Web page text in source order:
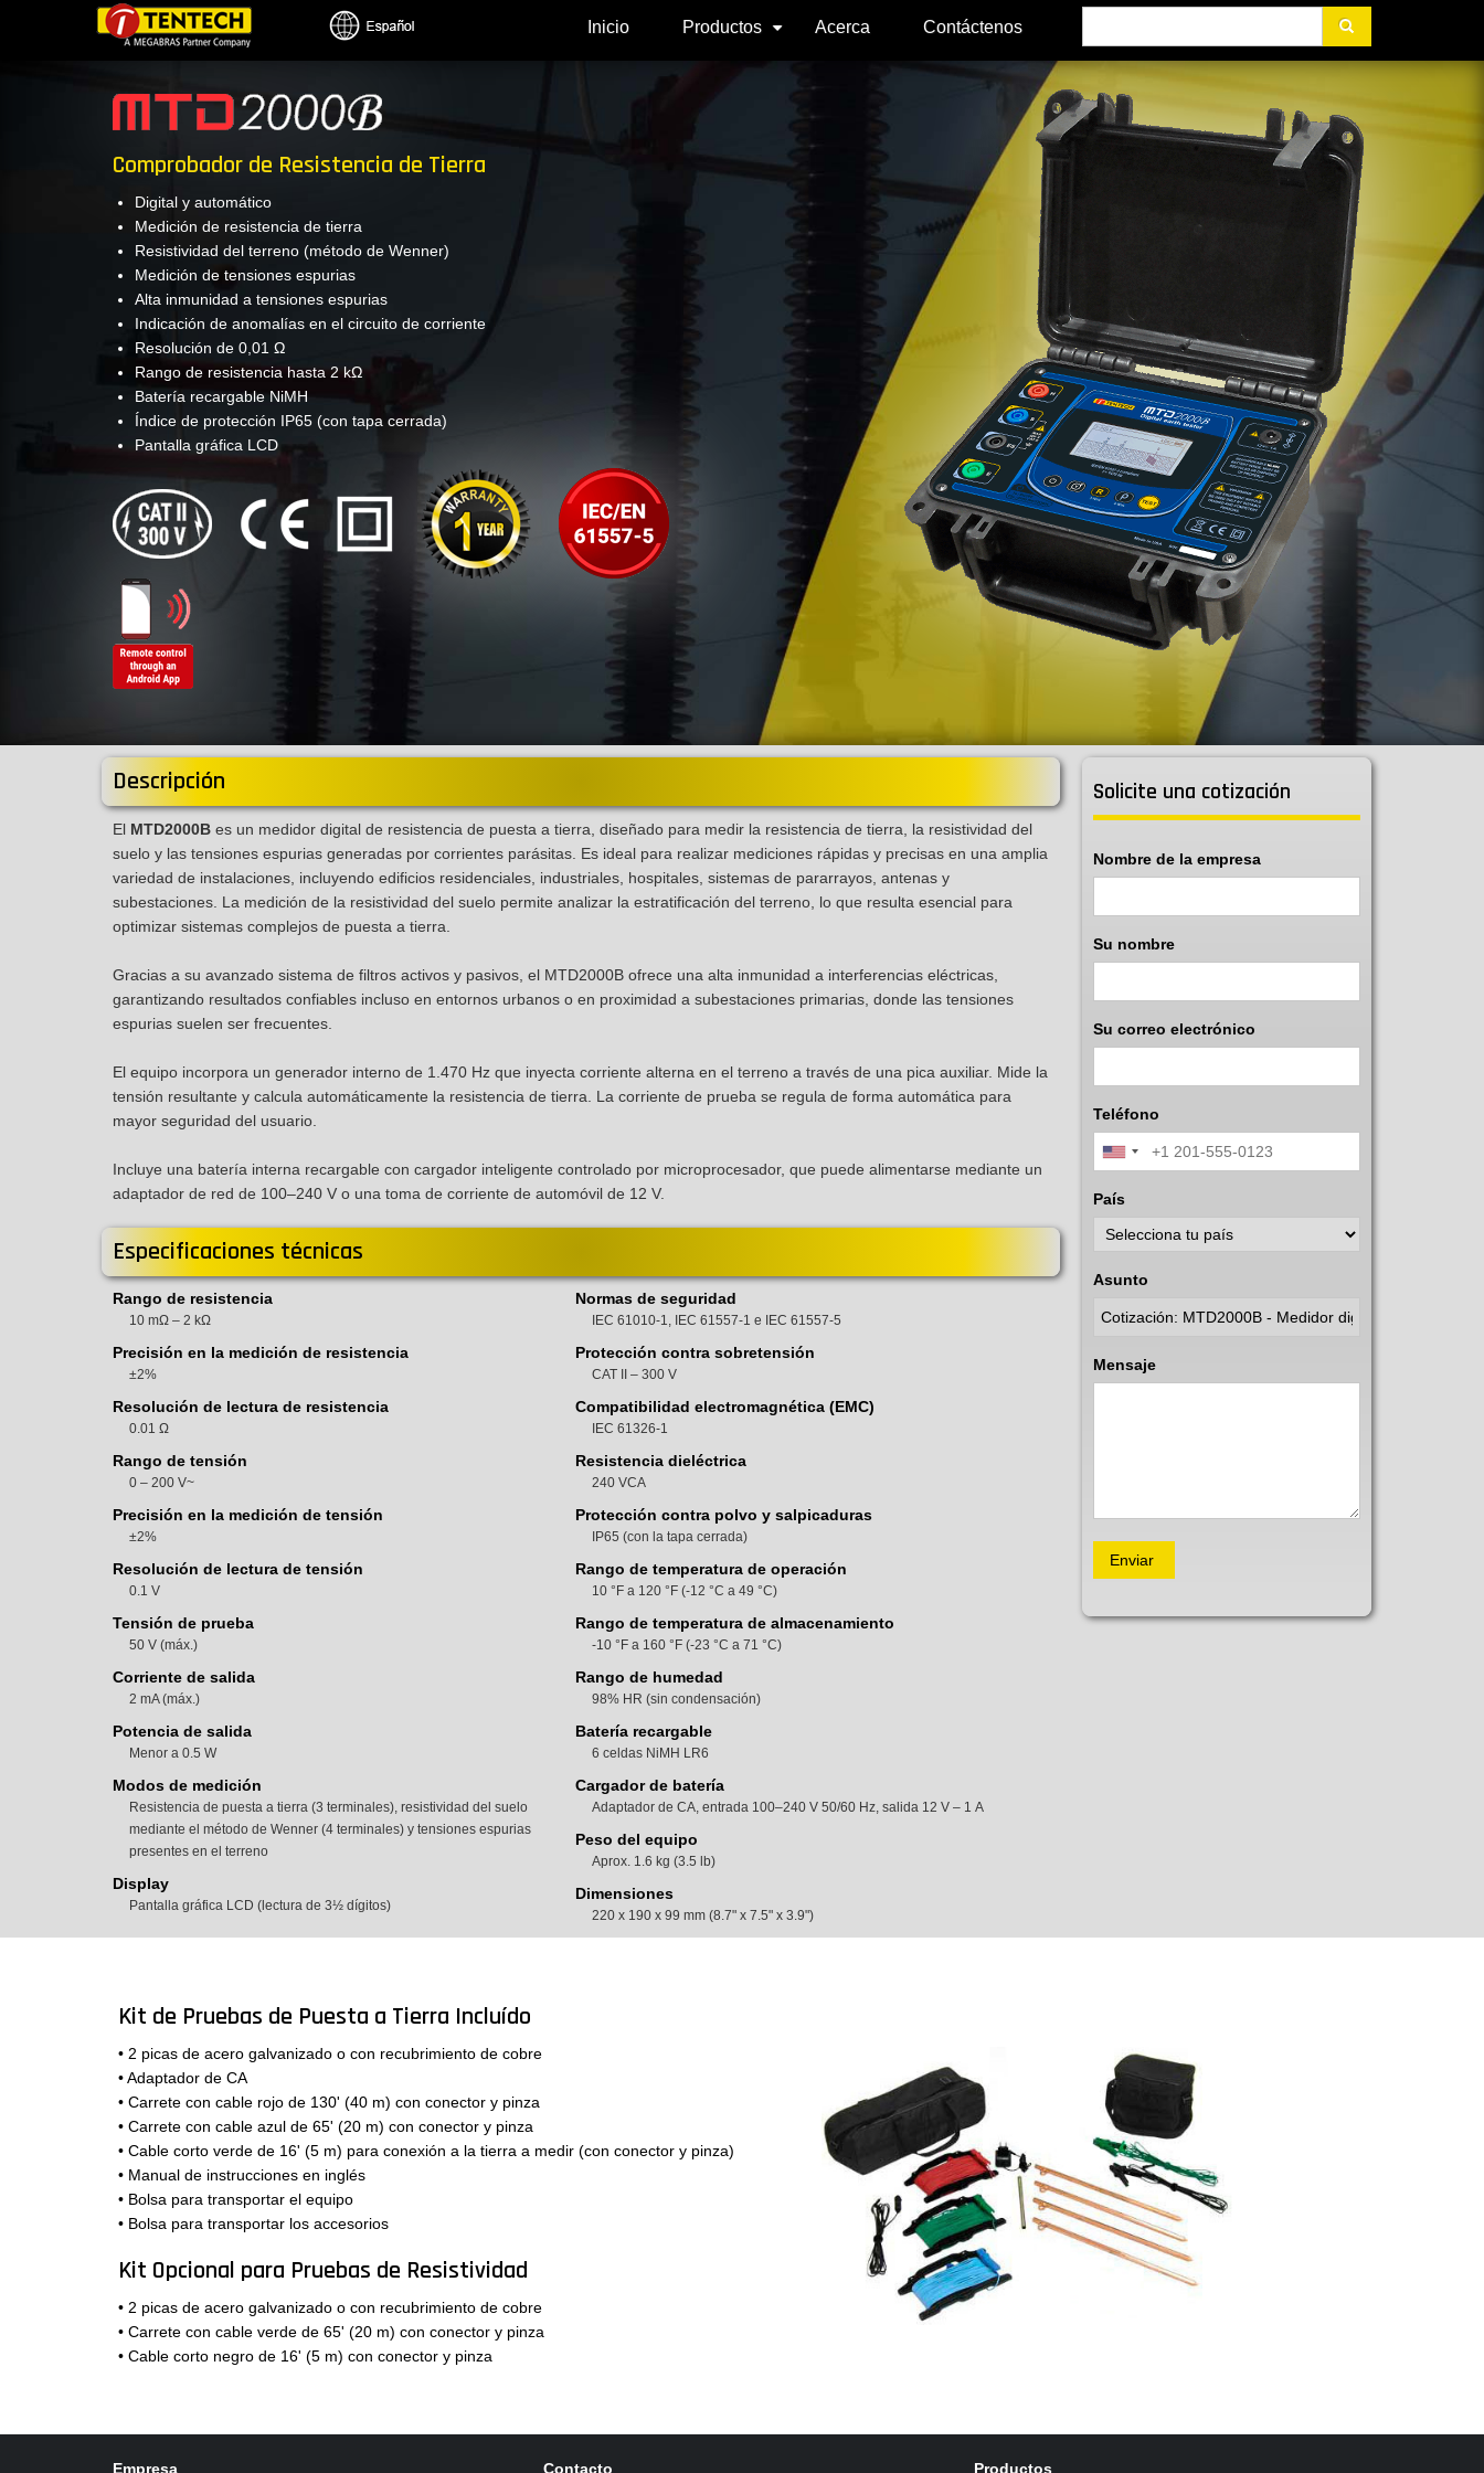
Inicio Productos Acerca Contáctenos
Comprobador de Resistencia de Tierra
Digital y automático
Medición de resistencia de tierra
Resistividad del terreno (método de Wenner)
Medición de tensiones espurias
Alta inmunidad a tensiones espurias
Indicación de anomalías en el circuito de corriente
Resolución de 0,01 Ω
Rango de resistencia hasta 2 kΩ
Batería recargable NiMH
Índice de protección IP65 (con tapa cerrada)
Pantalla gráfica LCD
Descripción
El MTD2000B es un medidor digital de resistencia de puesta a tierra, diseñado para medir la resistencia de tierra, la resistividad del
suelo y las tensiones espurias generadas por corrientes parásitas. Es ideal para realizar mediciones rápidas y precisas en una amplia
variedad de instalaciones, incluyendo edificios residenciales, industriales, hospitales, sistemas de pararrayos, antenas y
subestaciones. La medición de la resistividad del suelo permite analizar la estratificación del terreno, lo que resulta esencial para
optimizar sistemas complejos de puesta a tierra.
Gracias a su avanzado sistema de filtros activos y pasivos, el MTD2000B ofrece una alta inmunidad a interferencias eléctricas,
garantizando resultados confiables incluso en entornos urbanos o en proximidad a subestaciones primarias, donde las tensiones
espurias suelen ser frecuentes.
El equipo incorpora un generador interno de 1.470 Hz que inyecta corriente alterna en el terreno a través de una pica auxiliar. Mide la
tensión resultante y calcula automáticamente la resistencia de tierra. La corriente de prueba se regula de forma automática para
mayor seguridad del usuario.
Incluye una batería interna recargable con cargador inteligente controlado por microprocesador, que puede alimentarse mediante un
adaptador de red de 100–240 V o una toma de corriente de automóvil de 12 V.
Especificaciones técnicas
Rango de resistencia
10 mΩ – 2 kΩ
Precisión en la medición de resistencia
±2%
Resolución de lectura de resistencia
0.01 Ω
Rango de tensión
0 – 200 V~
Precisión en la medición de tensión
±2%
Resolución de lectura de tensión
0.1 V
Tensión de prueba
50 V (máx.)
Corriente de salida
2 mA (máx.)
Potencia de salida
Menor a 0.5 W
Modos de medición
Resistencia de puesta a tierra (3 terminales), resistividad del suelo
mediante el método de Wenner (4 terminales) y tensiones espurias
presentes en el terreno
Display
Pantalla gráfica LCD (lectura de 3½ dígitos)
Normas de seguridad
IEC 61010-1, IEC 61557‑1 e IEC 61557-5
Protección contra sobretensión
CAT II – 300 V
Compatibilidad electromagnética (EMC)
IEC 61326-1
Resistencia dieléctrica
240 VCA
Protección contra polvo y salpicaduras
IP65 (con la tapa cerrada)
Rango de temperatura de operación
10 °F a 120 °F (-12 °C a 49 °C)
Rango de temperatura de almacenamiento
-10 °F a 160 °F (-23 °C a 71 °C)
Rango de humedad
98% HR (sin condensación)
Batería recargable
6 celdas NiMH LR6
Cargador de batería
Adaptador de CA, entrada 100–240 V 50/60 Hz, salida 12 V – 1 A
Peso del equipo
Aprox. 1.6 kg (3.5 lb)
Dimensiones
220 x 190 x 99 mm (8.7" x 7.5" x 3.9")
Solicite una cotización
Nombre de la empresa
Su nombre
Su correo electrónico
Teléfono
País
Asunto
Mensaje
Kit de Pruebas de Puesta a Tierra Incluído
• 2 picas de acero galvanizado o con recubrimiento de cobre
• Adaptador de CA
• Carrete con cable rojo de 130' (40 m) con conector y pinza
• Carrete con cable azul de 65' (20 m) con conector y pinza
• Cable corto verde de 16' (5 m) para conexión a la tierra a medir (con conector y pinza)
• Manual de instrucciones en inglés
• Bolsa para transportar el equipo
• Bolsa para transportar los accesorios
Kit Opcional para Pruebas de Resistividad
• 2 picas de acero galvanizado o con recubrimiento de cobre
• Carrete con cable verde de 65' (20 m) con conector y pinza
• Cable corto negro de 16' (5 m) con conector y pinza
Empresa Contacto Productos